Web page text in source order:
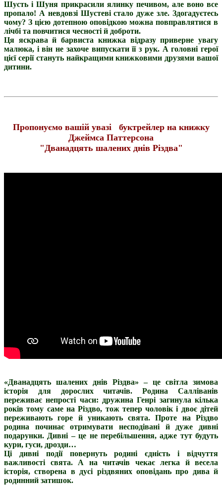
Шусть і Шуня прикрасили ялинку печивом, але воно все
пропало! А невдовзі Шустеві стало дуже зле. Здогадуєтесь
чому? З цією дотепною оповідкою можна повправлятися в
лічбі та повчитися чесності й доброти.
Ця яскрава й барвиста книжка відразу приверне увагу
малюка, і він не захоче випускати її з рук. А головні герої
цієї серії стануть найкращими книжковими друзями вашої
дитини.
Пропонуємо вашій увазі буктрейлер на книжку
Джеймса Паттерсона
"Дванадцять шалених днів Різдва"
«Дванадцять шалених днів Різдва» – це світла зимова
історія для дорослих читачів. Родина Салліванів
переживає непрості часи: дружина Генрі загинула кілька
років тому саме на Різдво, тож тепер чоловік і двоє дітей
переживають горе й уникають свята. Проте на Різдво
родина починає отримувати несподівані й дуже дивні
подарунки. Дивні – це не перебільшення, адже тут будуть
кури, гуси, дрозди…
Ці дивні події повернуть родині єдність і відчуття
важливості свята. А на читачів чекає легка й весела
історія, створена в дусі різдвяних оповідань про дива й
родинний затишок.